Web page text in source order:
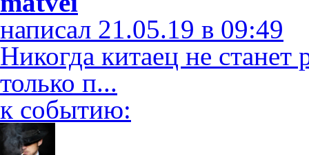
написал 21.05.19 в 09:49
Никогда китаец не
только п...
к событию: